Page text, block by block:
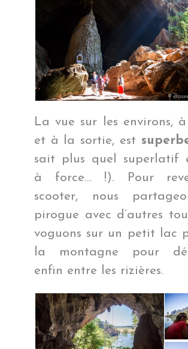
La vue sur les environs, à
et à la sortie, est
sait plus quel superlatif
à force… !). Pour
scooter, nous
pirogue avec d’autres
voguons sur un petit lac
la montagne pour
enfin entre les rizières.